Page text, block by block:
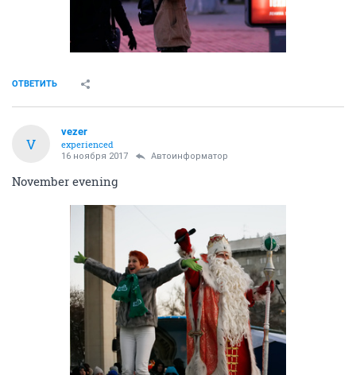
ОТВЕТИТЬ
V
vezer
experienced
16 ноября 2017 Автоинформатор
November evening